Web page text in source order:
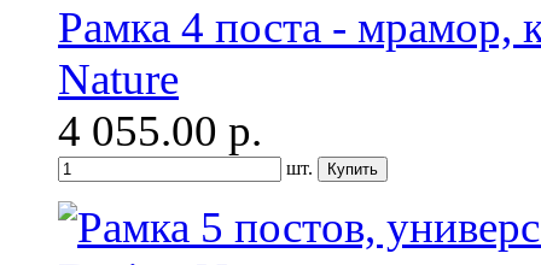
Рамка 4 поста - мрамор,
Nature
4 055.00 р.
шт.